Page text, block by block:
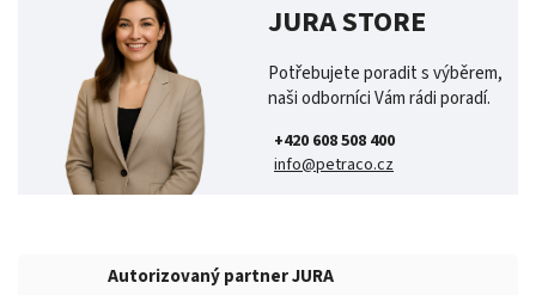
JURA STORE
Potřebujete poradit s výběrem,
naši odborníci Vám rádi poradí.
+420 608 508 400
info@petraco.cz
Autorizovaný partner JURA